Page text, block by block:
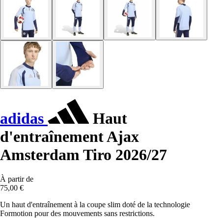
adidas
Haut
d'entraînement Ajax
Amsterdam Tiro 2026/27
À partir de
75,00 €
Un haut d'entraînement à la coupe slim doté de la technologie
Formotion pour des mouvements sans restrictions.